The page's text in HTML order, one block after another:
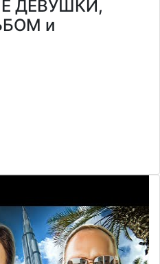
ДЕВУШКИ,
и